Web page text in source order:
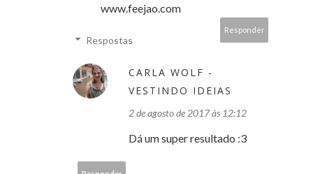
www.feejao.com
Responder
Respostas
CARLA WOLF -
VESTINDO IDEIAS
2 de agosto de 2017 às 12:12
Dá um super resultado :3